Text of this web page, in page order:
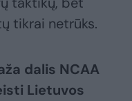
tikrai netrūks.
dalis NCAA
Lietuvos